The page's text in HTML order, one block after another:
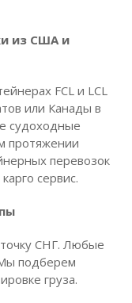
из США и
FCL и LCL
или Канады в
судоходные
протяжении
перевозок
сервис.
СНГ. Любые
подберем
груза.